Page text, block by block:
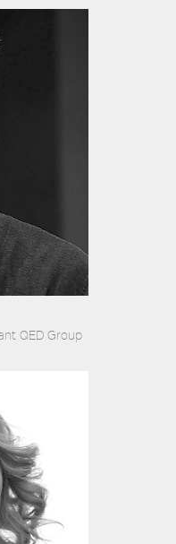
QED Group